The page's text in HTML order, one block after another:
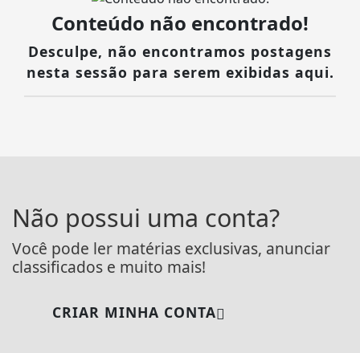
Conteúdo não encontrado!
Desculpe, não encontramos postagens
nesta sessão para serem exibidas aqui.
Não possui uma conta?
Você pode ler matérias exclusivas, anunciar
classificados e muito mais!
CRIAR MINHA CONTA